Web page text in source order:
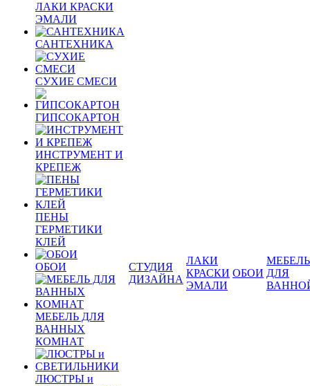
ЛАКИ КРАСКИ
ЭМАЛИ
САНТЕХНИКА
СУХИЕ СМЕСИ
ГИПСОКАРТОН
ИНСТРУМЕНТ И
КРЕПЕЖ
ПЕНЫ
ГЕРМЕТИКИ
КЛЕЙ
ОБОИ
МЕБЕЛЬ ДЛЯ
ВАННЫХ
КОМНАТ
ЛЮСТРЫ и
СТУДИЯ
ДИЗАЙНА
ЛАКИ
КРАСКИ
ЭМАЛИ
ОБОИ
МЕБЕЛЬ
ДЛЯ